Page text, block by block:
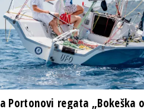
Portonovi regata „Bokeška